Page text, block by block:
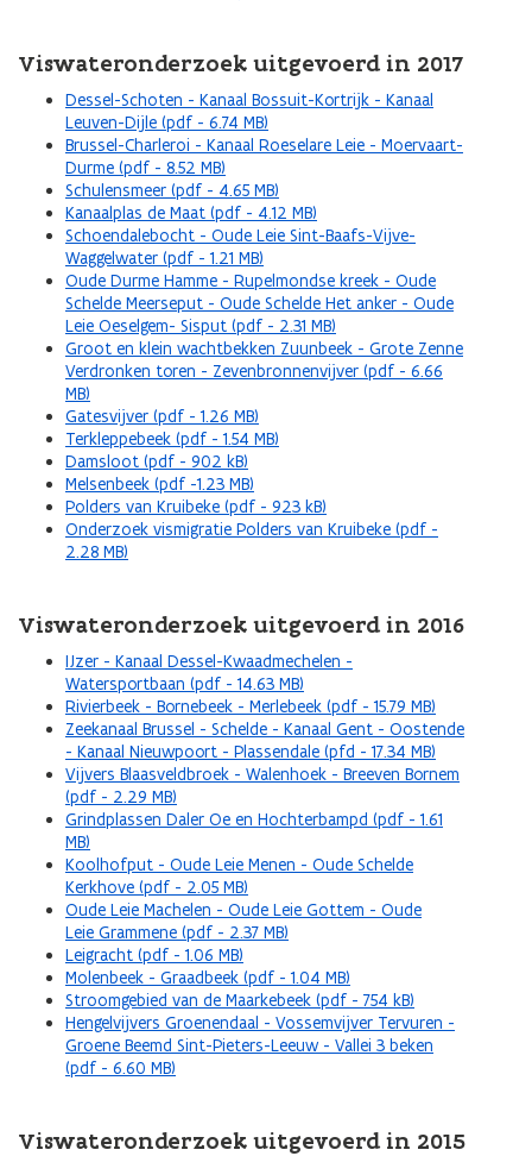
Viswateronderzoek uitgevoerd in 2017
Dessel-Schoten - Kanaal Bossuit-Kortrijk - Kanaal
Leuven-Dijle (pdf - 6.74 MB)
Brussel-Charleroi - Kanaal Roeselare Leie - Moervaart-
Durme (pdf - 8.52 MB)
Schulensmeer (pdf - 4.65 MB)
Kanaalplas de Maat (pdf - 4.12 MB)
Schoendalebocht - Oude Leie Sint-Baafs-Vijve-
Waggelwater (pdf - 1.21 MB)
Oude Durme Hamme - Rupelmondse kreek - Oude
Schelde Meerseput - Oude Schelde Het anker - Oude
Leie Oeselgem- Sisput (pdf - 2.31 MB)
Groot en klein wachtbekken Zuunbeek - Grote Zenne
Verdronken toren - Zevenbronnenvijver (pdf - 6.66
MB)
Gatesvijver (pdf - 1.26 MB)
Terkleppebeek (pdf - 1.54 MB)
Damsloot (pdf - 902 kB)
Melsenbeek (pdf -1.23 MB)
Polders van Kruibeke (pdf - 923 kB)
Onderzoek vismigratie Polders van Kruibeke (pdf -
2.28 MB)
Viswateronderzoek uitgevoerd in 2016
IJzer - Kanaal Dessel-Kwaadmechelen -
Watersportbaan (pdf - 14.63 MB)
Rivierbeek - Bornebeek - Merlebeek (pdf - 15.79 MB)
Zeekanaal Brussel - Schelde - Kanaal Gent - Oostende
- Kanaal Nieuwpoort - Plassendale (pfd - 17.34 MB)
Vijvers Blaasveldbroek - Walenhoek - Breeven Bornem
(pdf - 2.29 MB)
Grindplassen Daler Oe en Hochterbampd (pdf - 1.61
MB)
Koolhofput - Oude Leie Menen - Oude Schelde
Kerkhove (pdf - 2.05 MB)
Oude Leie Machelen - Oude Leie Gottem - Oude
Leie Grammene (pdf - 2.37 MB)
Leigracht (pdf - 1.06 MB)
Molenbeek - Graadbeek (pdf - 1.04 MB)
Stroomgebied van de Maarkebeek (pdf - 754 kB)
Hengelvijvers Groenendaal - Vossemvijver Tervuren -
Groene Beemd Sint-Pieters-Leeuw - Vallei 3 beken
(pdf - 6.60 MB)
Viswateronderzoek uitgevoerd in 2015